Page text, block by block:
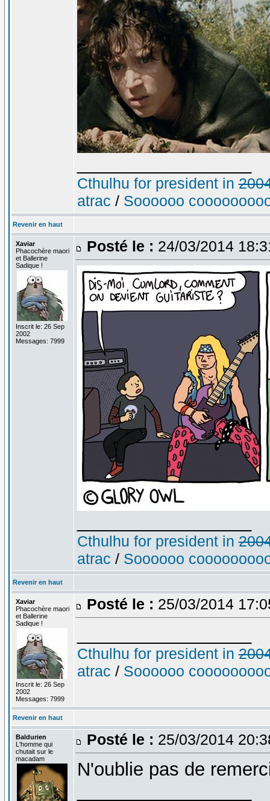
Cthulhu for president in
atrac / Soooooo
Revenir en haut
Xaviar
Phacochère maori
et Ballerine
Sadique !
Inscrit le: 26 Sep
2002
Messages: 7999
Posté le : 24/03/2014
Cthulhu for president in
atrac / Soooooo
Revenir en haut
Xaviar
Phacochère maori
et Ballerine
Sadique !
Inscrit le: 26 Sep
2002
Messages: 7999
Posté le : 25/03/2014
Cthulhu for president in
atrac / Soooooo
Revenir en haut
Baldurien
L'homme qui
chutait sur le
macadam
Posté le : 25/03/2014
N'oublie pas de